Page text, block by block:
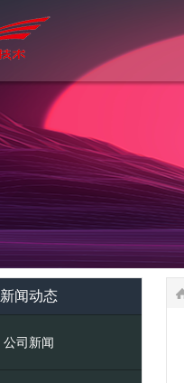
新闻动态
公司新闻